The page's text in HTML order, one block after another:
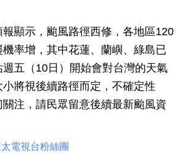
顯示，颱風路徑西修，各地區120
率增，其中花蓮、蘭嶼、綠島已
五（10日）開始會對台灣的天氣
將視後續路徑而定，不確定性
注，請民眾留意後續最新颱風資
電視台粉絲團